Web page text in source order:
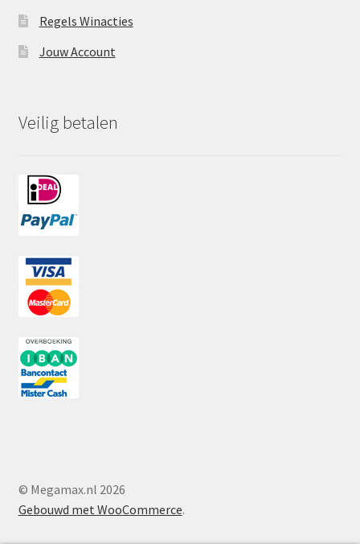
Regels Winacties
Jouw Account
Veilig betalen
© Megamax.nl 2026
Gebouwd met WooCommerce.